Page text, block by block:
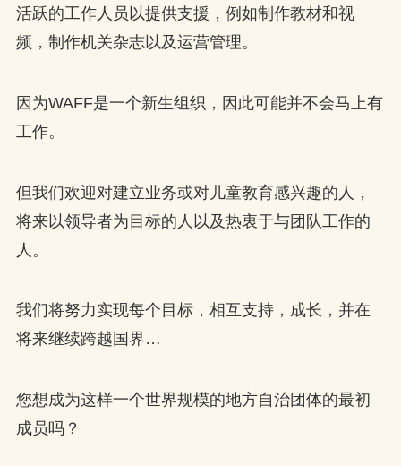
活跃的工作人员以提供支援，例如制作教材和视
频，制作机关杂志以及运营管理。
因为WAFF是一个新生组织，因此可能并不会马上有
工作。
但我们欢迎对建立业务或对儿童教育感兴趣的人，
将来以领导者为目标的人以及热衷于与团队工作的
人。
我们将努力实现每个目标，相互支持，成长，并在
将来继续跨越国界…
您想成为这样一个世界规模的地方自治团体的最初
成员吗？